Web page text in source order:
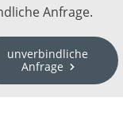
Anfrage.
unverbindliche
Anfrage